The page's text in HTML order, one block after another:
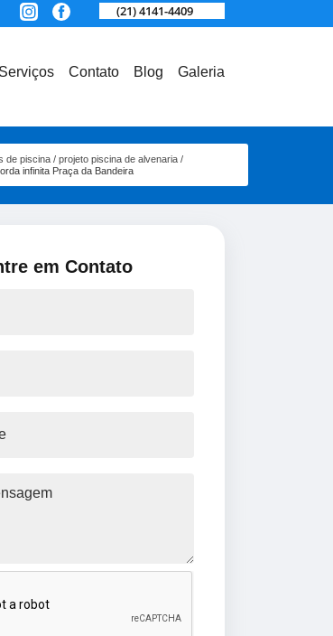
(21) 4141-4409
Serviços Contato Blog Galeria
de piscina
projeto piscina de alvenaria
infinita Praça da Bandeira
em Contato